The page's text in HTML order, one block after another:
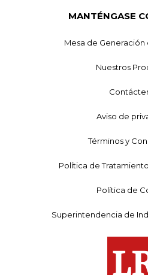
MANTÉNGASE
Mesa de
Nuestros
Aviso de
Términos y
Política de
Política de
Superintendencia de